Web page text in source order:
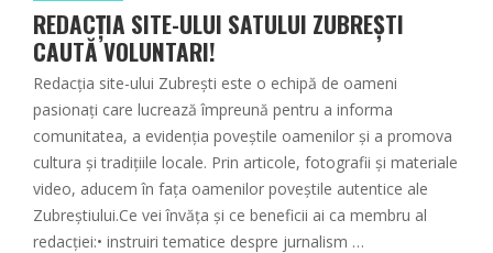
REDACȚIA SITE-ULUI SATULUI ZUBREȘTI
CAUTĂ VOLUNTARI!
Redacția site-ului Zubrești este o echipă de oameni
pasionați care lucrează împreună pentru a informa
comunitatea, a evidenția poveștile oamenilor și a promova
cultura și tradițiile locale. Prin articole, fotografii și materiale
video, aducem în fața oamenilor poveștile autentice ale
Zubreștiului.Ce vei învăța și ce beneficii ai ca membru al
redacției:• instruiri tematice despre jurnalism …